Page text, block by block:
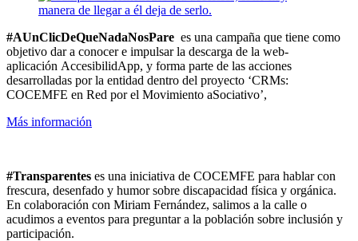
#AUnClicDeQueNadaNosPare es una campaña que tiene como
objetivo dar a conocer e impulsar la descarga de la web-
aplicación AccesibilidApp, y forma parte de las acciones
desarrolladas por la entidad dentro del proyecto ‘CRMs:
COCEMFE en Red por el Movimiento aSociativo’,
Más información
#Transparentes es una iniciativa de COCEMFE para hablar con
frescura, desenfado y humor sobre discapacidad física y orgánica.
En colaboración con Miriam Fernández, salimos a la calle o
acudimos a eventos para preguntar a la población sobre inclusión y
participación.